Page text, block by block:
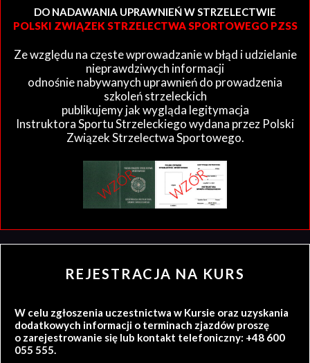
DO NADAWANIA UPRAWNIEŃ W STRZELECTWIE
POLSKI ZWIĄZEK STRZELECTWA SPORTOWEGO PZSS
Ze względu na częste wprowadzanie w błąd i udzielanie
nieprawdziwych informacji
odnośnie nabywanych uprawnień do prowadzenia
szkoleń strzeleckich
publikujemy jak wygląda legitymacja
Instruktora Sportu Strzeleckiego wydana przez Polski
Związek Strzelectwa Sportowego.
REJESTRACJA NA KURS
W celu zgłoszenia uczestnictwa w Kursie oraz uzyskania
dodatkowych informacji o terminach zjazdów proszę
o zarejestrowanie się lub kontakt telefoniczny: +48 600
055 555.